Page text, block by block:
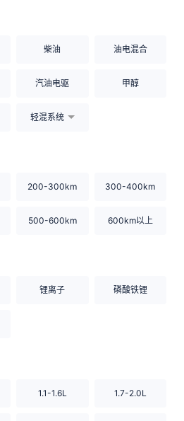
柴油 油电混合
汽油电驱 甲醇
轻混系统
200-300km 300-400km
500-600km 600km以上
锂离子 磷酸铁锂
1.1-1.6L 1.7-2.0L